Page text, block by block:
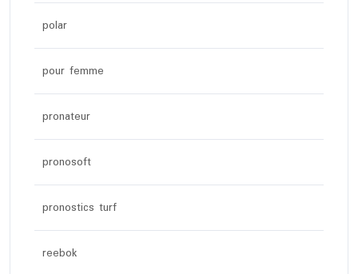
polar
pour femme
pronateur
pronosoft
pronostics turf
reebok